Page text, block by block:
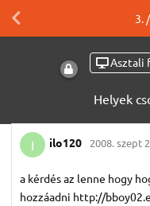
Asztali
Helyek
3. /
I ilo120 2008. szept
a kérdés az lenne hogy
hozzáadni http://